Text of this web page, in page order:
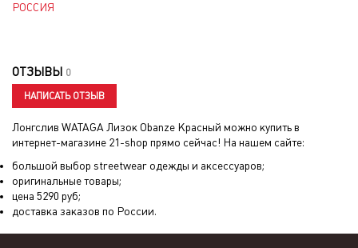
РОССИЯ
ОТЗЫВЫ 0
НАПИСАТЬ ОТЗЫВ
Лонгслив WATAGA Лизок Obanze Красный можно купить в
интернет-магазине 21-shop прямо сейчас! На нашем сайте:
большой выбор streetwear одежды и аксессуаров;
оригинальные товары;
цена 5290 руб;
доставка заказов по России.